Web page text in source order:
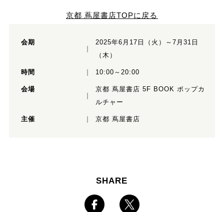
京都 蔦屋書店TOPに戻る
会期
2025年6月17日（火）～7月31日
（木）
時間 10:00～20:00
会場
京都 蔦屋書店 5F BOOK ポップカ
ルチャー
主催 京都 蔦屋書店
SHARE